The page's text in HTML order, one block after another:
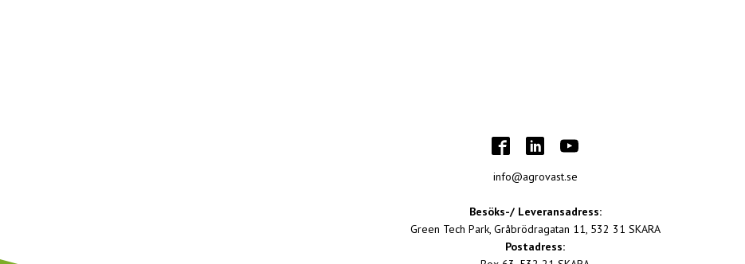
info@agrovast.se
Besöks-/ Leveransadress:
Green Tech Park, Gråbrödragatan 11, 532 31 SKARA
Postadress: